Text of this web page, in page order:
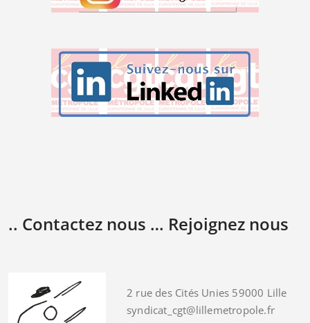
.. Contactez nous … Rejoignez nous
2 rue des Cités Unies 59000 Lille
syndicat_cgt@lillemetropole.fr